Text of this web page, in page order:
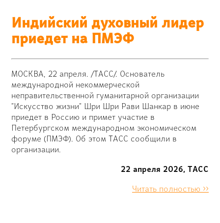
Индийский духовный лидер
приедет на ПМЭФ
МОСКВА, 22 апреля. /ТАСС/. Основатель
международной некоммерческой
неправительственной гуманитарной организации
"Искусство жизни" Шри Шри Рави Шанкар в июне
приедет в Россию и примет участие в
Петербургском международном экономическом
форуме (ПМЭФ). Об этом ТАСС сообщили в
организации.
22 апреля 2026, ТАСС
Читать полностью >>